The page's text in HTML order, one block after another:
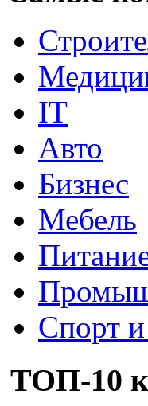
IT
Авто
Бизнес
Мебель
Спорт
ТОП-10